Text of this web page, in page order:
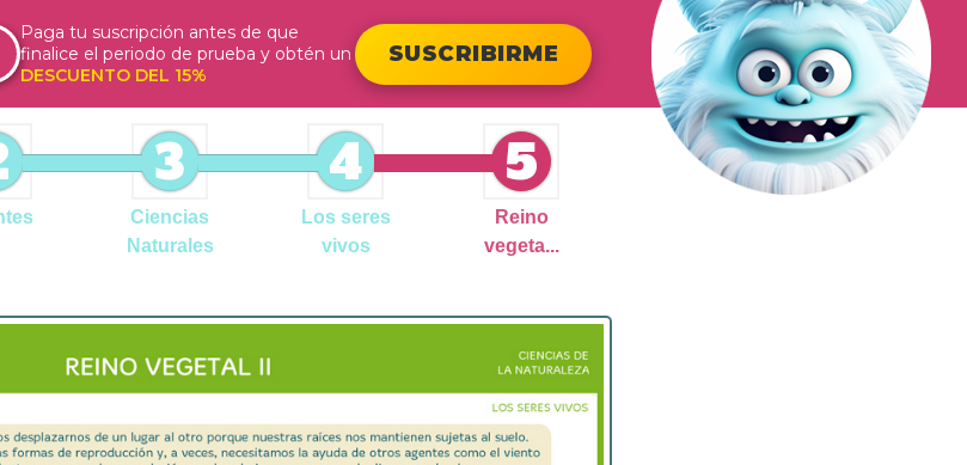
Paga tu suscripción antes de que
finalice el periodo de prueba y obtén un
DESCUENTO DEL 15%
SUSCRIBIRME
3
Ciencias
Naturales
4
Los seres
vivos
5
Reino
vegeta...